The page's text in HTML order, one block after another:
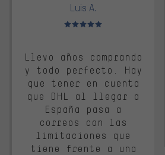
Luis A.
Valoración media: 5 de 5
Llevo años comprando
y todo perfecto. Hay
que tener en cuenta
que DHL al llegar a
España pasa a
correos con las
limitaciones que
tiene frente a una